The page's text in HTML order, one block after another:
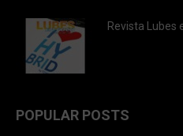
Revista Lubes
POPULAR POSTS